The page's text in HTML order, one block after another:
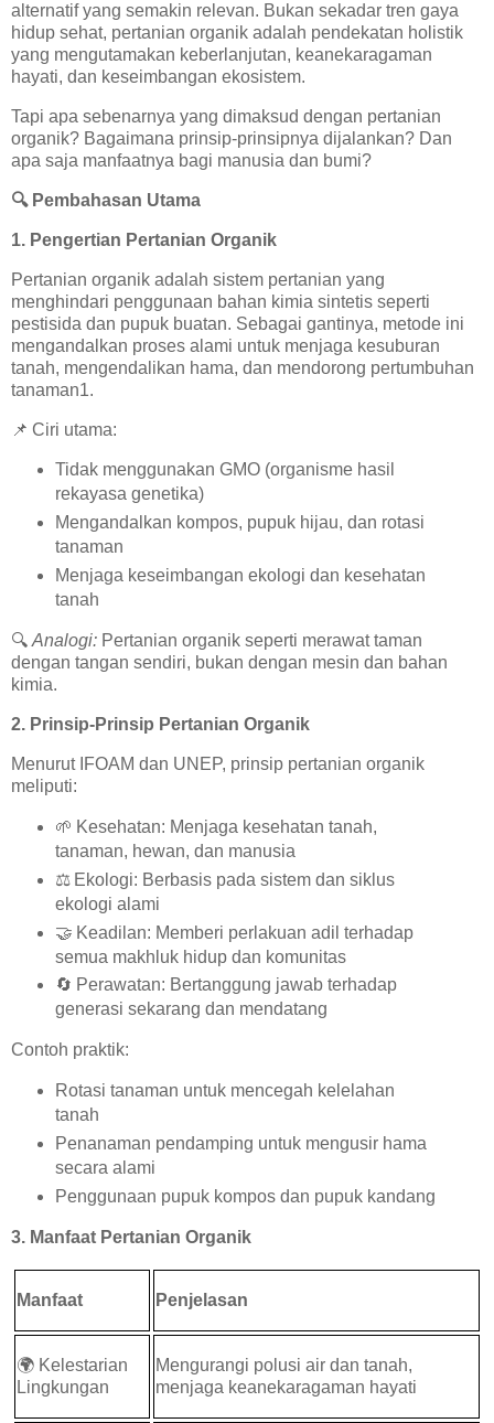
alternatif yang semakin relevan. Bukan sekadar tren gaya
hidup sehat, pertanian organik adalah pendekatan holistik
yang mengutamakan keberlanjutan, keanekaragaman
hayati, dan keseimbangan ekosistem.
Tapi apa sebenarnya yang dimaksud dengan pertanian
organik? Bagaimana prinsip-prinsipnya dijalankan? Dan
apa saja manfaatnya bagi manusia dan bumi?
🔍Pembahasan Utama
1. Pengertian Pertanian Organik
Pertanian organik adalah sistem pertanian yang
menghindari penggunaan bahan kimia sintetis seperti
pestisida dan pupuk buatan. Sebagai gantinya, metode ini
mengandalkan proses alami untuk menjaga kesuburan
tanah, mengendalikan hama, dan mendorong pertumbuhan
tanaman1.
📌 Ciri utama:
Tidak menggunakan GMO (organisme hasil
rekayasa genetika)
Mengandalkan kompos, pupuk hijau, dan rotasi
tanaman
Menjaga keseimbangan ekologi dan kesehatan
tanah
🔍 Analogi: Pertanian organik seperti merawat taman
dengan tangan sendiri, bukan dengan mesin dan bahan
kimia.
2. Prinsip-Prinsip Pertanian Organik
Menurut IFOAM dan UNEP, prinsip pertanian organik
meliputi:
🌱 Kesehatan: Menjaga kesehatan tanah,
tanaman, hewan, dan manusia
⚖️Ekologi: Berbasis pada sistem dan siklus
ekologi alami
🤝 Keadilan: Memberi perlakuan adil terhadap
semua makhluk hidup dan komunitas
🔄 Perawatan: Bertanggung jawab terhadap
generasi sekarang dan mendatang
Contoh praktik:
Rotasi tanaman untuk mencegah kelelahan
tanah
Penanaman pendamping untuk mengusir hama
secara alami
Penggunaan pupuk kompos dan pupuk kandang
3. Manfaat Pertanian Organik
Manfaat Penjelasan
🌍 Kelestarian
Lingkungan
Mengurangi polusi air dan tanah,
menjaga keanekaragaman hayati